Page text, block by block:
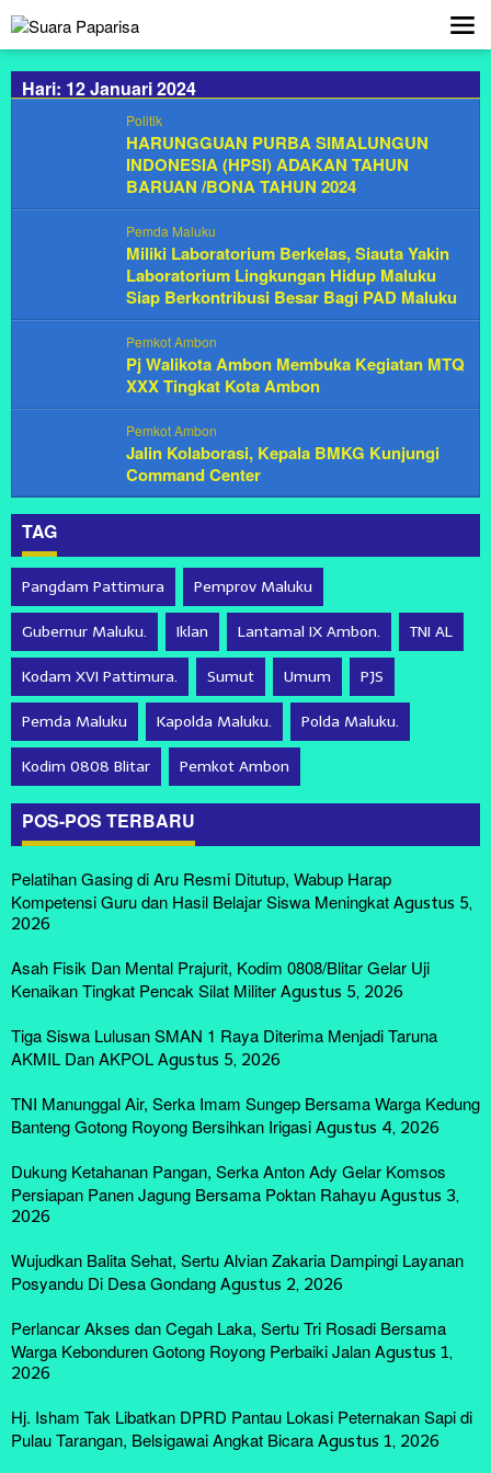
Lewati
ke
konten
Hari: 12 Januari 2024
Politik
HARUNGGUAN PURBA SIMALUNGUN
INDONESIA (HPSI) ADAKAN TAHUN
BARUAN /BONA TAHUN 2024
Pemda Maluku
Miliki Laboratorium Berkelas, Siauta Yakin
Laboratorium Lingkungan Hidup Maluku
Siap Berkontribusi Besar Bagi PAD Maluku
Pemkot Ambon
Pj Walikota Ambon Membuka Kegiatan MTQ
XXX Tingkat Kota Ambon
Pemkot Ambon
Jalin Kolaborasi, Kepala BMKG Kunjungi
Command Center
TAG
Pangdam Pattimura Pemprov Maluku
Gubernur Maluku. Iklan Lantamal IX Ambon. TNI AL
Kodam XVI Pattimura. Sumut Umum PJS
Pemda Maluku Kapolda Maluku. Polda Maluku.
Kodim 0808 Blitar Pemkot Ambon
POS-POS TERBARU
Pelatihan Gasing di Aru Resmi Ditutup, Wabup Harap
Kompetensi Guru dan Hasil Belajar Siswa Meningkat Agustus 5,
2026
Asah Fisik Dan Mental Prajurit, Kodim 0808/Blitar Gelar Uji
Kenaikan Tingkat Pencak Silat Militer Agustus 5, 2026
Tiga Siswa Lulusan SMAN 1 Raya Diterima Menjadi Taruna
AKMIL Dan AKPOL Agustus 5, 2026
TNI Manunggal Air, Serka Imam Sungep Bersama Warga Kedung
Banteng Gotong Royong Bersihkan Irigasi Agustus 4, 2026
Dukung Ketahanan Pangan, Serka Anton Ady Gelar Komsos
Persiapan Panen Jagung Bersama Poktan Rahayu Agustus 3,
2026
Wujudkan Balita Sehat, Sertu Alvian Zakaria Dampingi Layanan
Posyandu Di Desa Gondang Agustus 2, 2026
Perlancar Akses dan Cegah Laka, Sertu Tri Rosadi Bersama
Warga Kebonduren Gotong Royong Perbaiki Jalan Agustus 1,
2026
Hj. Isham Tak Libatkan DPRD Pantau Lokasi Peternakan Sapi di
Pulau Tarangan, Belsigawai Angkat Bicara Agustus 1, 2026